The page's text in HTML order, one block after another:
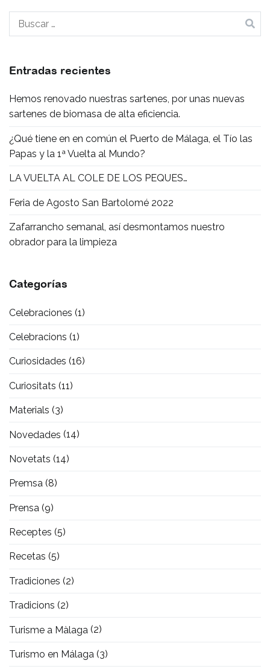
Buscar:
Entradas recientes
Hemos renovado nuestras sartenes, por unas nuevas
sartenes de biomasa de alta eficiencia.
¿Qué tiene en en común el Puerto de Málaga, el Tío las
Papas y la 1ª Vuelta al Mundo?
LA VUELTA AL COLE DE LOS PEQUES…
Feria de Agosto San Bartolomé 2022
Zafarrancho semanal, así desmontamos nuestro
obrador para la limpieza
Categorías
Celebraciones (1)
Celebracions (1)
Curiosidades (16)
Curiositats (11)
Materials (3)
Novedades (14)
Novetats (14)
Premsa (8)
Prensa (9)
Receptes (5)
Recetas (5)
Tradiciones (2)
Tradicions (2)
Turisme a Màlaga (2)
Turismo en Málaga (3)